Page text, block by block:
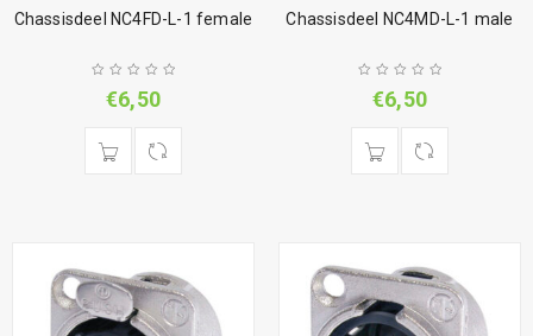
Chassisdeel NC4FD-L-1 female
€6,50
Chassisdeel NC4MD-L-1 male
€6,50